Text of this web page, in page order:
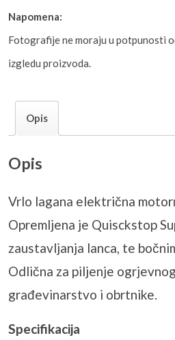
Napomena:
Fotografije ne moraju u potpunosti
izgledu proizvoda.
Opis
Opis
Vrlo lagana električna
Opremljena je Quisckstop
zaustavljanja lanca, te
Odlična za piljenje
građevinarstvo i obrtnike.
Specifikacija